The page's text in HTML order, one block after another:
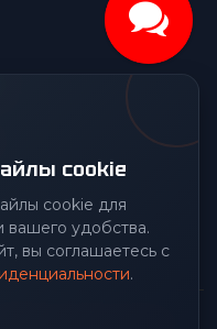
cookie
cookie для
вашего удобства.
вы соглашаетесь с
.